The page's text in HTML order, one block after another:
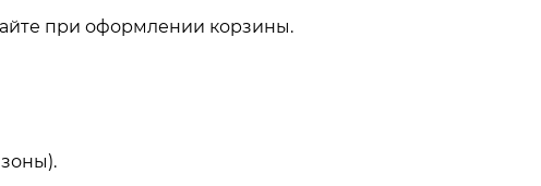
при оформлении корзины.